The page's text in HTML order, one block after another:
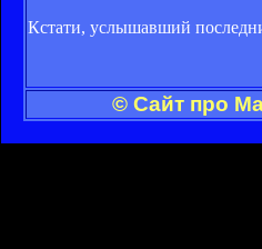
Кстати, услышавший
© Сайт про